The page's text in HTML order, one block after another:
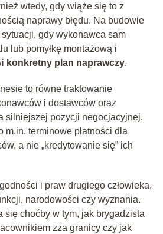
wtedy, gdy wiąże się to z
naprawy błędu. Na budowie
gdy wykonawca sam
lub pomyłkę montażową i
konkretny plan naprawczy.
to równe traktowanie
i dostawców oraz
silniejszej pozycji negocjacyjnej.
m.in. terminowe płatności dla
a nie „kredytowanie się” ich
i praw drugiego człowieka,
narodowości czy wyznania.
się choćby w tym, jak brygadzista
zza granicy czy jak